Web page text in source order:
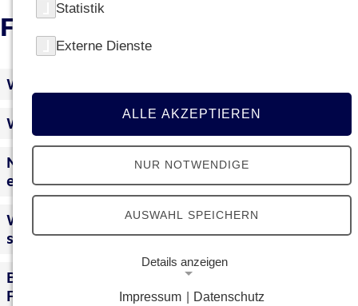
FAQs - Ukraine Krise
Wie helfen die Johanniter?
Wie kann ich helfen?
Nehmen die Johanniter Sachspenden
entgegen?
Wir möchten Hilfsgüter in großen Mengen
spenden. An wen können wir uns wenden?
Bereitet man sich auf ankommende
Flüchtlinge vor?
Statistik
Externe Dienste
ALLE AKZEPTIEREN
NUR NOTWENDIGE
AUSWAHL SPEICHERN
Details anzeigen
Impressum Datenschutz